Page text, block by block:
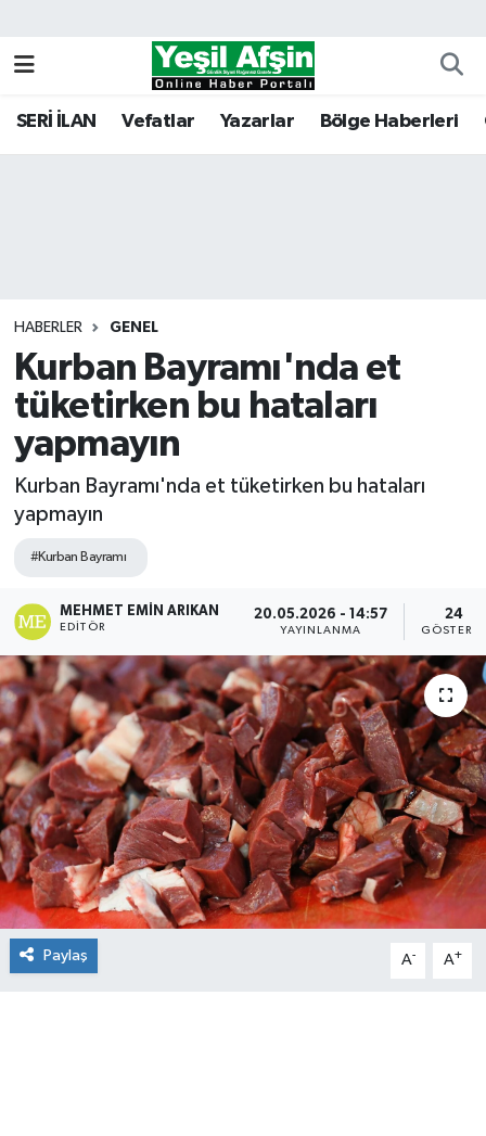
SERİ İLAN Vefatlar Yazarlar Bölge Haberleri
HABERLER GENEL
Kurban Bayramı'nda et
tüketirken bu hataları
yapmayın
Kurban Bayramı'nda et tüketirken bu hataları
yapmayın
#Kurban Bayramı
MEHMET EMIN ARIKAN
EDITÖR
20.05.2026 - 14:57
YAYINLANMA
24
GÖSTERIM
Paylaş A- A+
Kahramanmaraş Nöbetçi Eczaneler
Tüm Manşetler
Son Dakika Haberleri